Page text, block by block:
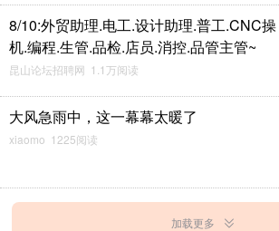
8/10:外贸助理.电工.设计助理.普工.CNC操
机.编程.生管.品检.店员.消控.品管主管~
昆山论坛招聘网 1.1万阅读
大风急雨中，这一幕幕太暖了
xiaomo 1225阅读
加载更多